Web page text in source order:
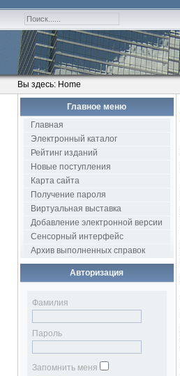
Вы здесь: Home
Главное меню
Главная
Электронный каталог
Рейтинг изданий
Новые поступления
Карта сайта
Получение пароля
Виртуальная выставка
Добавление электронной версии
Сенсорный интерфейс
Архив выполненных справок
Авторизация
Фамилия
Пароль
Запомнить меня